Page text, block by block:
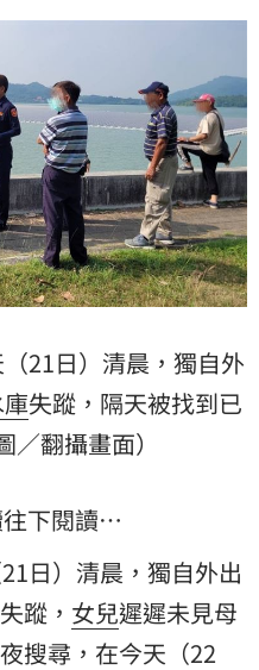
21日）清晨，獨自外
失蹤，隔天被找到已
翻攝畫面）
往下閱讀…
日）清晨，獨自外出
蹤， 女兒遲遲未見母
搜尋，在今天（22